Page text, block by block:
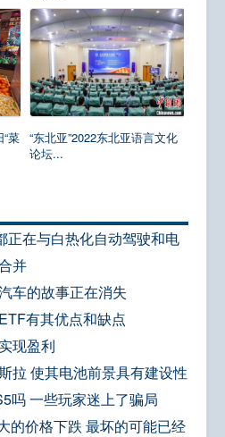
菜 “东北亚”2022东北亚语言文化
论坛...
正在与白热化自动驾驶和电
并
车的故事正在消失
有其优点和缺点
现盈利
拉 使其电池前景具有建设性
吗 一些玩家迷上了骗局
的价格下跌 最坏的可能已经